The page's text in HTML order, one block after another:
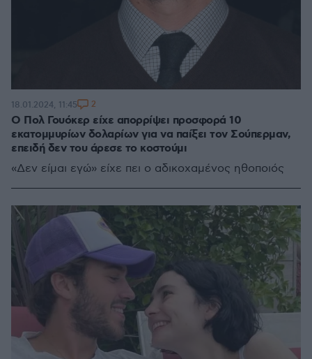
Ο Πολ Γουόκερ είχε απορρίψει προσφορά 10
εκατομμυρίων δολαρίων για να παίξει τον Σούπερμαν,
επειδή δεν του άρεσε το κοστούμι
«Δεν είμαι εγώ» είχε πει ο αδικοχαμένος ηθοποιός
18.01.2024, 11:45 2